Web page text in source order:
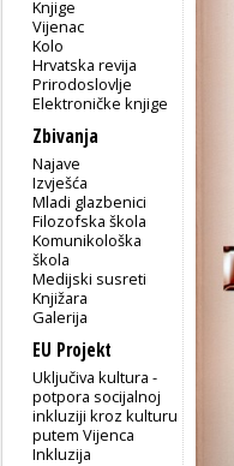
Knjige
Vijenac
Kolo
Hrvatska revija
Prirodoslovlje
Elektroničke knjige
Zbivanja
Najave
Izvješća
Mladi glazbenici
Filozofska škola
Komunikološka
škola
Medijski susreti
Knjižara
Galerija
EU Projekt
Uključiva kultura -
potpora socijalnoj
inkluziji kroz kulturu
putem Vijenca
Inkluzija